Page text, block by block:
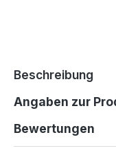
Beschreibung
Angaben zur
Bewertungen